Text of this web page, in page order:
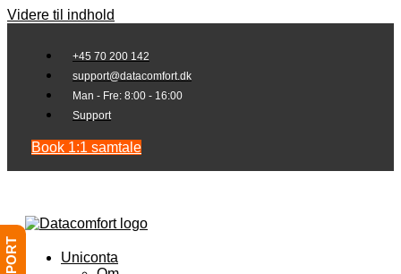
Videre til indhold
+45 70 200 142
support@datacomfort.dk
Man - Fre: 8:00 - 16:00
Support
Book 1:1 samtale
Uniconta